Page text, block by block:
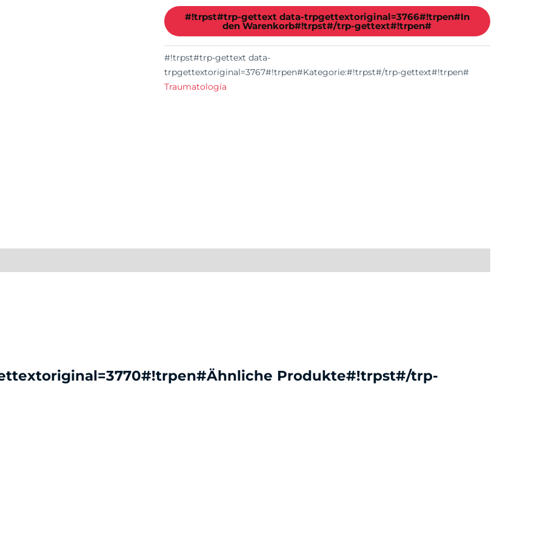
#!trpst#trp-gettext data-trpgettextoriginal=3766#!trpen#In
den Warenkorb#!trpst#/trp-gettext#!trpen#
#!trpst#trp-gettext data-
trpgettextoriginal=3767#!trpen#Kategorie:#!trpst#/trp-gettext#!trpen#
Traumatología
Produkte#!trpst#/trp-